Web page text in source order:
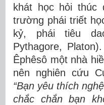
khát học hỏi thúc
trường phái triết
kỷ, phái tiêu
Pythagore,
Êphêsô một nhà
nên nghiên cứu
“Bạn yêu thích
chắc chắn bạn